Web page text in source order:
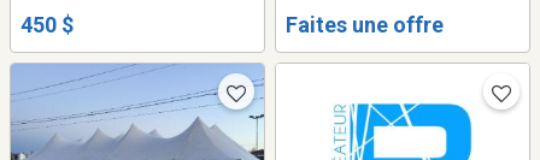
450 $ Faites une offre